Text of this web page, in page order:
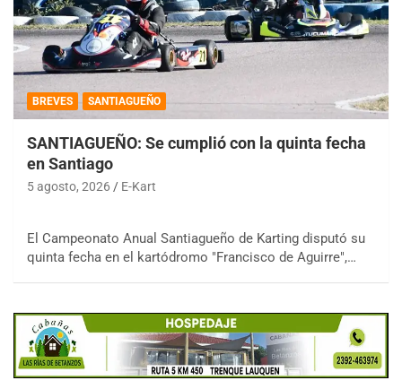
BREVES SANTIAGUEÑO
SANTIAGUEÑO: Se cumplió con la quinta fecha
en Santiago
5 agosto, 2026 E-Kart
El Campeonato Anual Santiagueño de Karting disputó su
quinta fecha en el kartódromo "Francisco de Aguirre",…